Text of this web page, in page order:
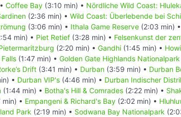
Coffee Bay (3:10 min) • Nördliche Wild Coast:
(2:36 min) • Wild Coast: Überlebende bei
(3:06 min) • Ithala Game Reserve (2:03 min) •
min) • Piet Retief (3:28 min) • Felsenkunst der
(2:20 min) • Gandhi (1:45 min) •
(1:47 min) • Golden Gate Highlands Nationalpark
Drift (3:41 min) • Durban (3:59 min) • Durban
• Durban VIP's (4:46 min) • Durban Indischer
(1:44 min) • Botha's Hill & Comrades (2:22 min) •
min) • Empangeni & Richard's Bay (2:02 min) •
Park (2:19 min) • Sodwana Bay Nationalpark